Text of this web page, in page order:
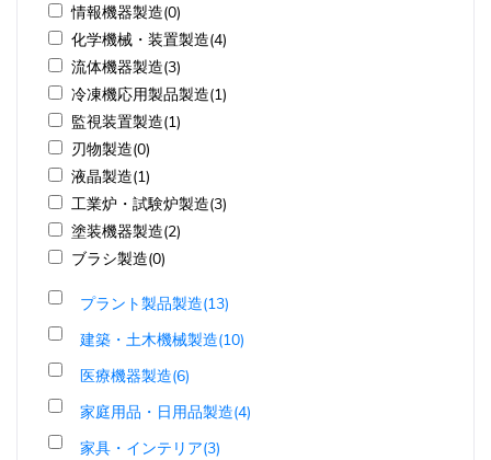
情報機器製造(0)
化学機械・装置製造(4)
流体機器製造(3)
冷凍機応用製品製造(1)
監視装置製造(1)
刃物製造(0)
液晶製造(1)
工業炉・試験炉製造(3)
塗装機器製造(2)
ブラシ製造(0)
プラント製品製造(13)
建築・土木機械製造(10)
医療機器製造(6)
家庭用品・日用品製造(4)
家具・インテリア(3)